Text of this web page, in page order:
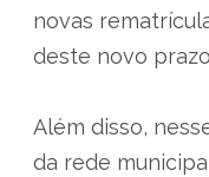
novas
deste novo
Além disso,
da rede